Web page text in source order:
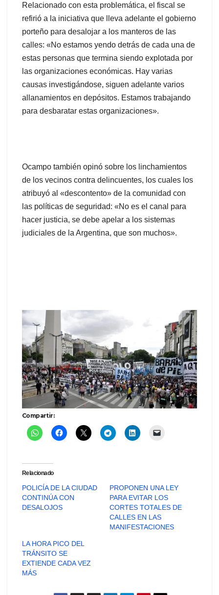
Relacionado con esta problemática, el fiscal se
refirió a la iniciativa que lleva adelante el gobierno
porteño para desalojar a los manteros de las
calles: «No estamos yendo detrás de cada una de
estas personas que termina siendo explotada por
las organizaciones económicas. Hay varias
causas investigándose, siguen adelante varios
allanamientos en depósitos. Estamos trabajando
para desbaratar estas organizaciones».
Ocampo también opinó sobre los linchamientos
de los vecinos contra delincuentes, los cuales los
atribuyó al «descontento» de la comunidad con
las políticas de seguridad: «No es el canal para
hacer justicia, se debe apelar a los sistemas
judiciales de la Argentina, que son muchos».
Compartir:
Relacionado
POLICÍA DE LA CIUDAD
CONTINÚA CON
DESALOJOS
PROPONEN UNA LEY
PARA EVITAR LOS
CORTES TOTALES DE
CALLES EN LAS
MANIFESTACIONES
LA HORA PICO DEL
TRÁNSITO SE
EXTIENDE CADA VEZ
MÁS